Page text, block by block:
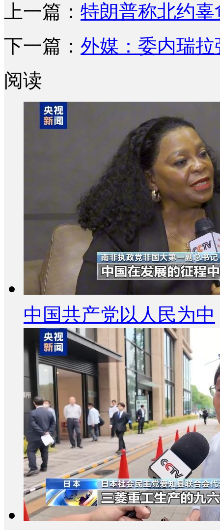
上一篇： 特朗普称北约
下一篇： 外媒：委内瑞
阅读
中国共产党以人民为中